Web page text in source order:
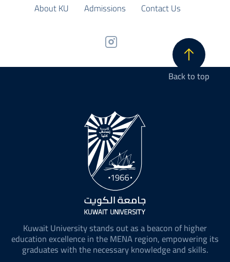
About KU Admissions Contact Us
Back to top
Kuwait University stands out as a beacon of higher
education excellence in the MENA region, empowering its
graduates with the necessary knowledge and skills.